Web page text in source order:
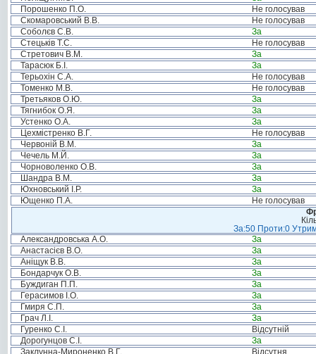
Порошенко П.О.
Не голосував
Скомаровський В.В.
Не голосував
Соболєв С.В.
За
Стецьків Т.С.
Не голосував
Стретович В.М.
За
Тарасюк Б.І.
За
Терьохін С.А.
Не голосував
Томенко М.В.
Не голосував
Третьяков О.Ю.
За
Тягнибок О.Я.
За
Устенко О.А.
За
Цехмістренко В.Г.
Не голосував
Червоній В.М.
За
Чечель М.Й.
За
Чорноволенко О.В.
За
Шандра В.М.
За
Юхновський І.Р.
За
Ющенко П.А.
Не голосував
За:50 Проти:0
Александровська А.О.
За
Анастасієв В.О.
За
Аніщук В.В.
За
Бондарчук О.В.
За
Буждиган П.П.
За
Герасимов І.О.
За
Гмиря С.П.
За
Грач Л.І.
За
Гуренко С.І.
Відсутній
Дорогунцов С.І.
За
Заклунна-Мироненко В.Г.
Відсутня